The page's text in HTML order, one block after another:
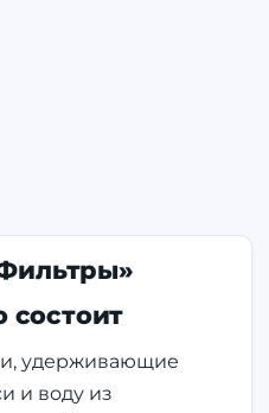
состоит
удерживающие
и воду из